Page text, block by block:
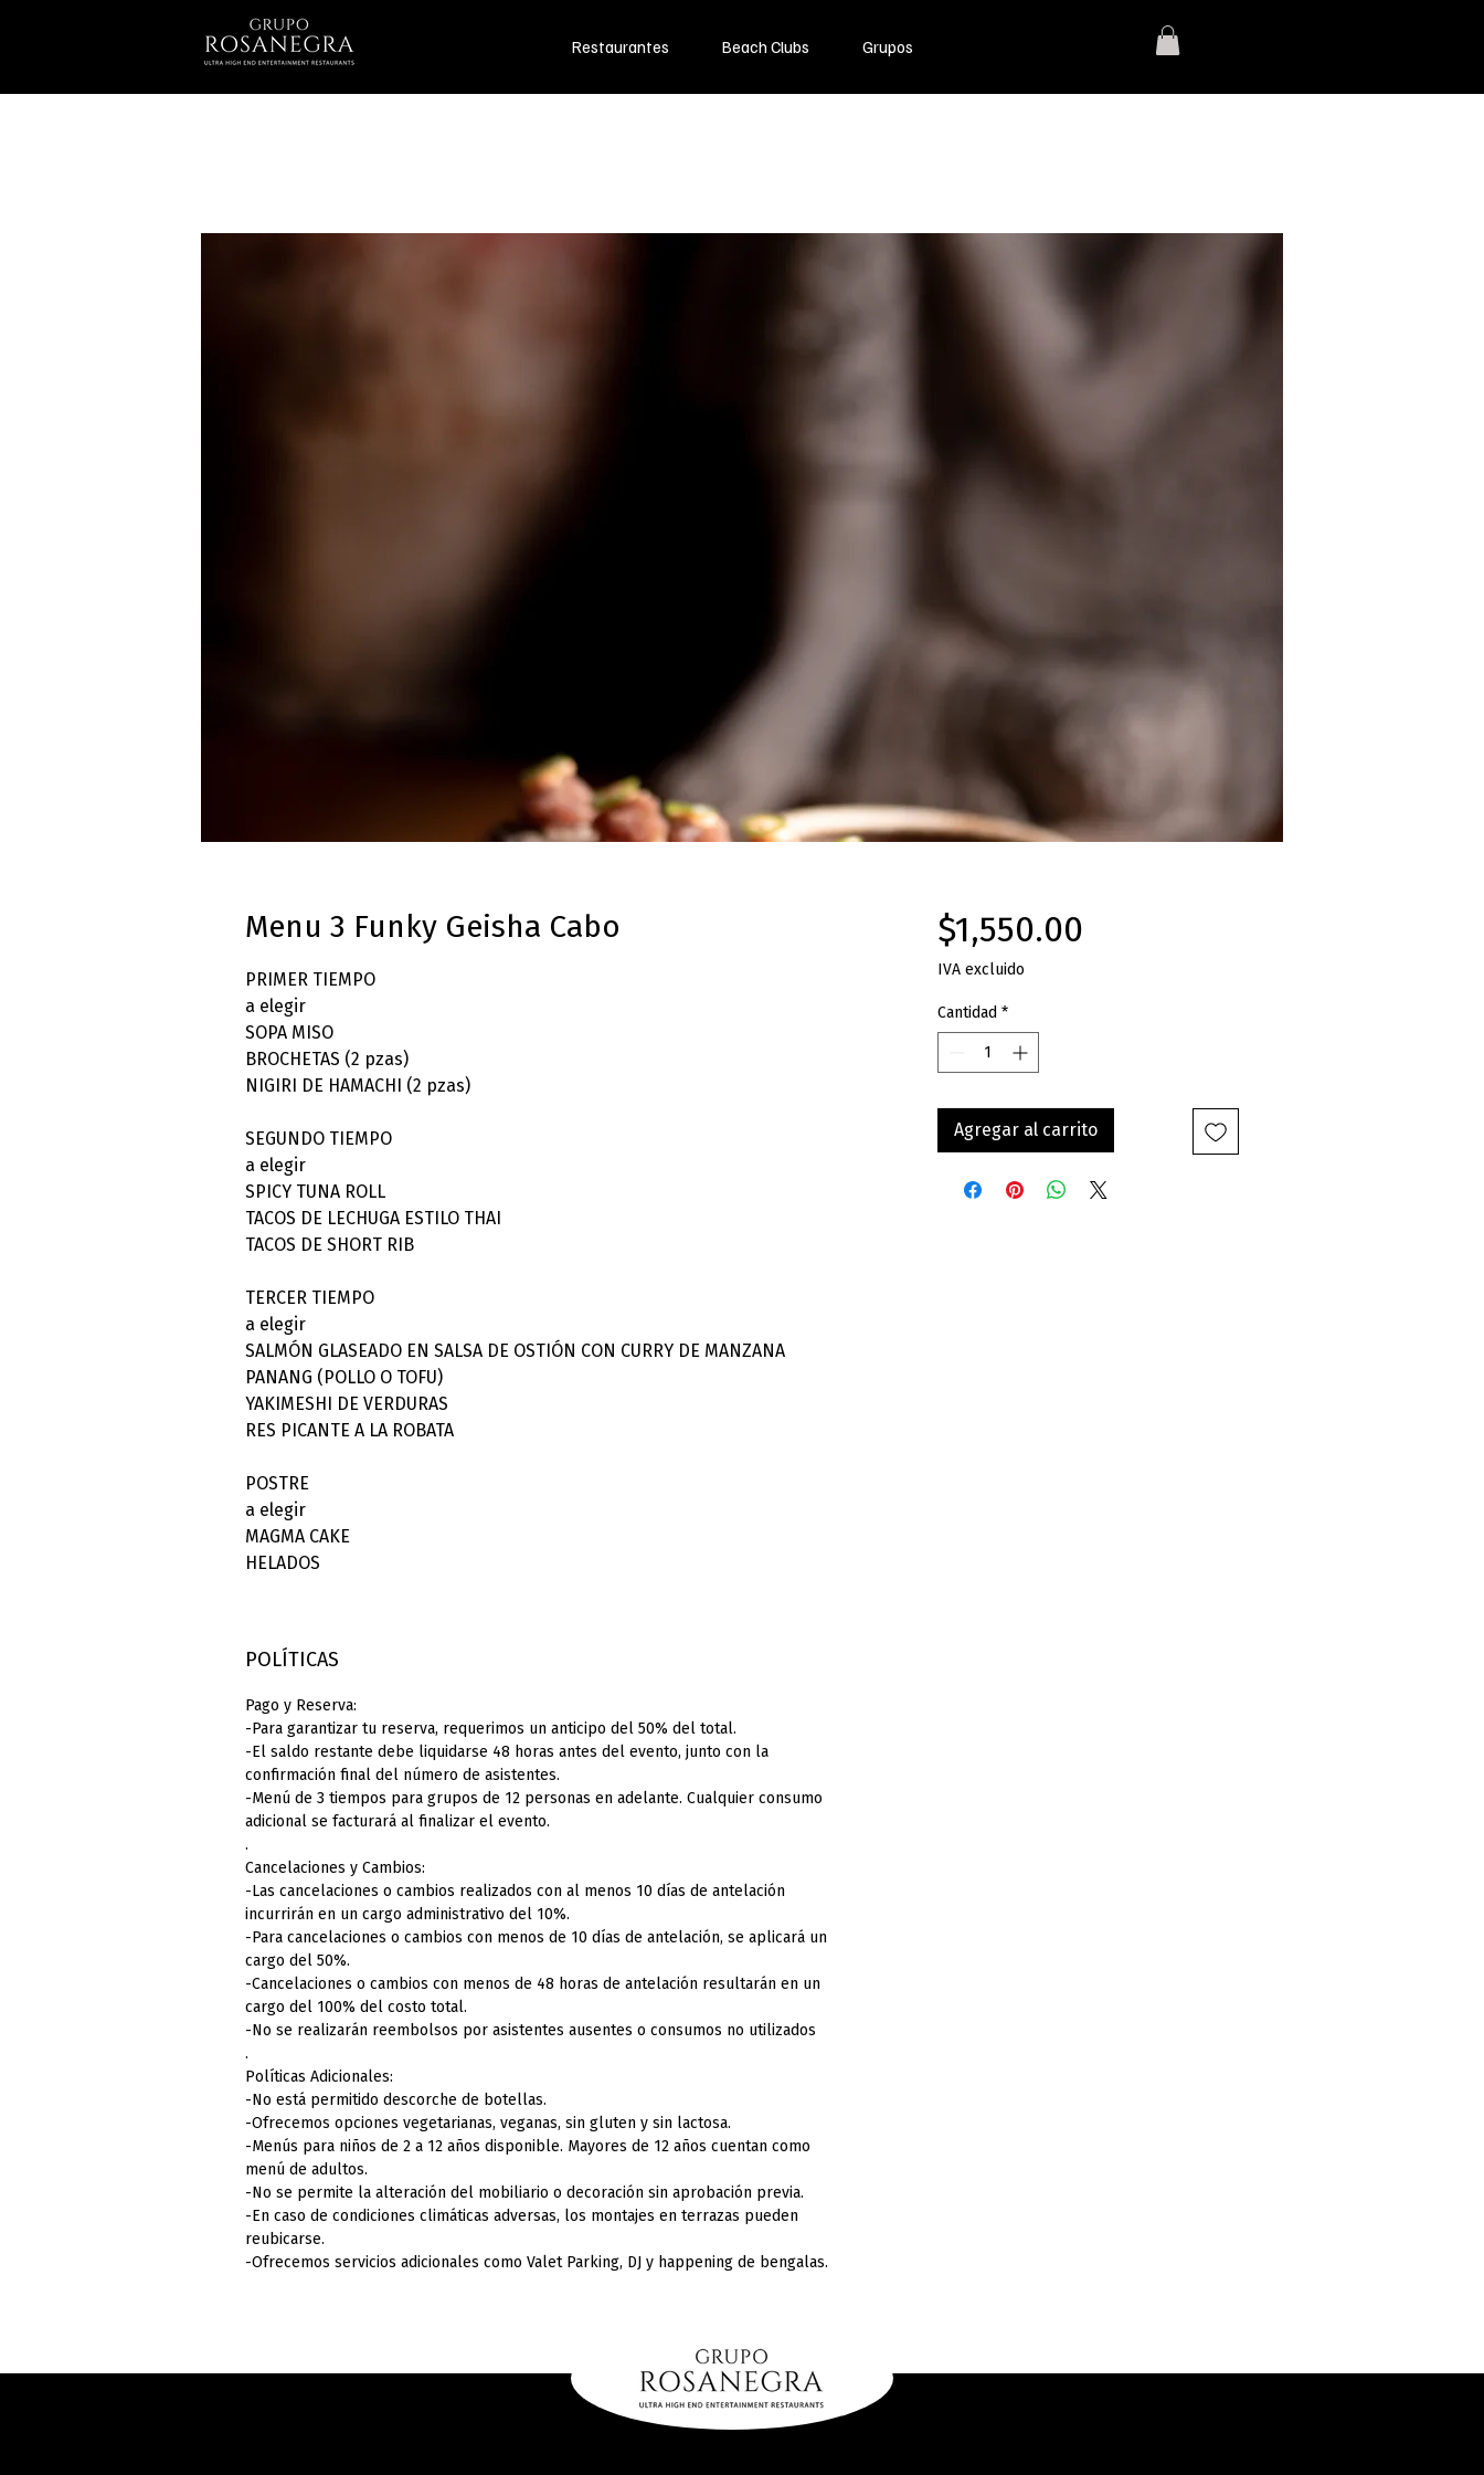
Restaurantes Beach Clubs Grupos
Menu 3 Funky Geisha Cabo
PRIMER TIEMPO
a elegir
SOPA MISO
BROCHETAS (2 pzas)
NIGIRI DE HAMACHI (2 pzas)
SEGUNDO TIEMPO
a elegir
SPICY TUNA ROLL
TACOS DE LECHUGA ESTILO THAI
TACOS DE SHORT RIB
TERCER TIEMPO
a elegir
SALMÓN GLASEADO EN SALSA DE OSTIÓN CON CURRY DE MANZANA
PANANG (POLLO O TOFU)
YAKIMESHI DE VERDURAS
RES PICANTE A LA ROBATA
POSTRE
a elegir
MAGMA CAKE
HELADOS
POLÍTICAS
Pago y Reserva:
-Para garantizar tu reserva, requerimos un anticipo del 50% del total.
-El saldo restante debe liquidarse 48 horas antes del evento, junto con la
confirmación final del número de asistentes.
-Menú de 3 tiempos para grupos de 12 personas en adelante. Cualquier consumo
adicional se facturará al finalizar el evento.
.
Cancelaciones y Cambios:
-Las cancelaciones o cambios realizados con al menos 10 días de antelación
incurrirán en un cargo administrativo del 10%.
-Para cancelaciones o cambios con menos de 10 días de antelación, se aplicará un
cargo del 50%.
-Cancelaciones o cambios con menos de 48 horas de antelación resultarán en un
cargo del 100% del costo total.
-No se realizarán reembolsos por asistentes ausentes o consumos no utilizados
.
Políticas Adicionales:
-No está permitido descorche de botellas.
-Ofrecemos opciones vegetarianas, veganas, sin gluten y sin lactosa.
-Menús para niños de 2 a 12 años disponible. Mayores de 12 años cuentan como
menú de adultos.
-No se permite la alteración del mobiliario o decoración sin aprobación previa.
-En caso de condiciones climáticas adversas, los montajes en terrazas pueden
reubicarse.
-Ofrecemos servicios adicionales como Valet Parking, DJ y happening de bengalas.
$1,550.00Precio
IVA excluido
Cantidad *
Agregar al carrito